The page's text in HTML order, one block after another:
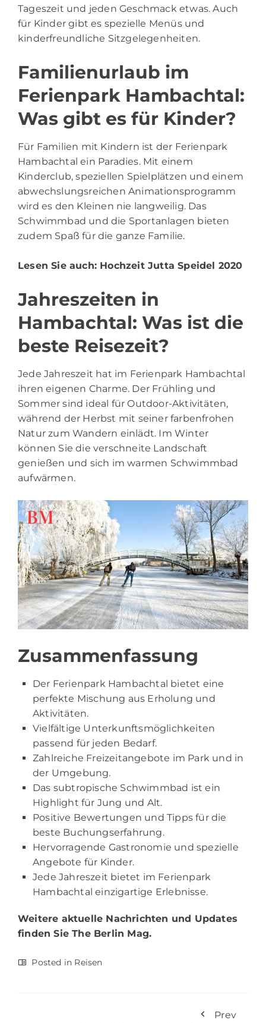
Tageszeit und jeden Geschmack etwas. Auch
für Kinder gibt es spezielle Menüs und
kinderfreundliche Sitzgelegenheiten.
Familienurlaub im
Ferienpark Hambachtal:
Was gibt es für Kinder?
Für Familien mit Kindern ist der Ferienpark
Hambachtal ein Paradies. Mit einem
Kinderclub, speziellen Spielplätzen und einem
abwechslungsreichen Animationsprogramm
wird es den Kleinen nie langweilig. Das
Schwimmbad und die Sportanlagen bieten
zudem Spaß für die ganze Familie.
Lesen Sie auch: Hochzeit Jutta Speidel 2020
Jahreszeiten in
Hambachtal: Was ist die
beste Reisezeit?
Jede Jahreszeit hat im Ferienpark Hambachtal
ihren eigenen Charme. Der Frühling und
Sommer sind ideal für Outdoor-Aktivitäten,
während der Herbst mit seiner farbenfrohen
Natur zum Wandern einlädt. Im Winter
können Sie die verschneite Landschaft
genießen und sich im warmen Schwimmbad
aufwärmen.
Zusammenfassung
Der Ferienpark Hambachtal bietet eine
perfekte Mischung aus Erholung und
Aktivitäten.
Vielfältige Unterkunftsmöglichkeiten
passend für jeden Bedarf.
Zahlreiche Freizeitangebote im Park und in
der Umgebung.
Das subtropische Schwimmbad ist ein
Highlight für Jung und Alt.
Positive Bewertungen und Tipps für die
beste Buchungserfahrung.
Hervorragende Gastronomie und spezielle
Angebote für Kinder.
Jede Jahreszeit bietet im Ferienpark
Hambachtal einzigartige Erlebnisse.
Weitere aktuelle Nachrichten und Updates
finden SieThe Berlin Mag.
Posted in Reisen
Prev